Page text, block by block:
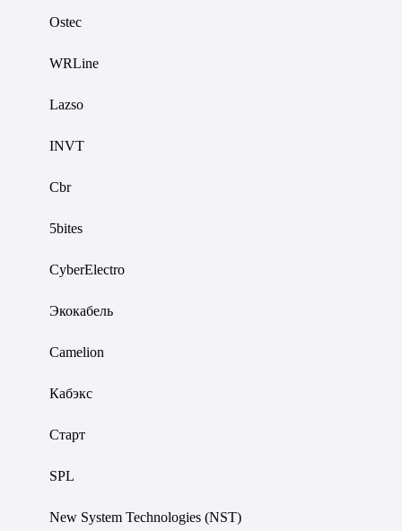
Ostec
WRLine
Lazso
INVT
Cbr
5bites
CyberElectro
Экокабель
Camelion
Кабэкс
Старт
SPL
New System Technologies (NST)